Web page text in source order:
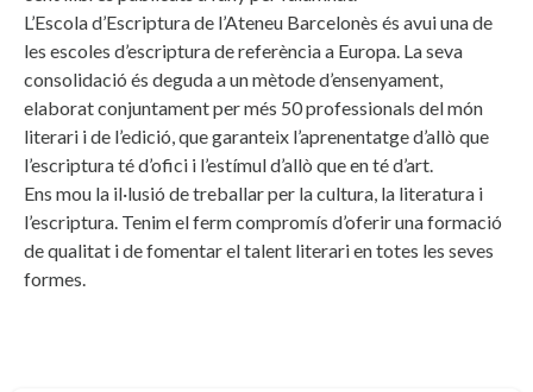
L’Escola d’Escriptura de l’Ateneu Barcelonès és avui una de
les escoles d’escriptura de referència a Europa. La seva
consolidació és deguda a un mètode d’ensenyament,
elaborat conjuntament per més 50 professionals del món
literari i de l’edició, que garanteix l’aprenentatge d’allò que
l’escriptura té d’ofici i l’estímul d’allò que en té d’art.
Ens mou la il·lusió de treballar per la cultura, la literatura i
l’escriptura. Tenim el ferm compromís d’oferir una formació
de qualitat i de fomentar el talent literari en totes les seves
formes.